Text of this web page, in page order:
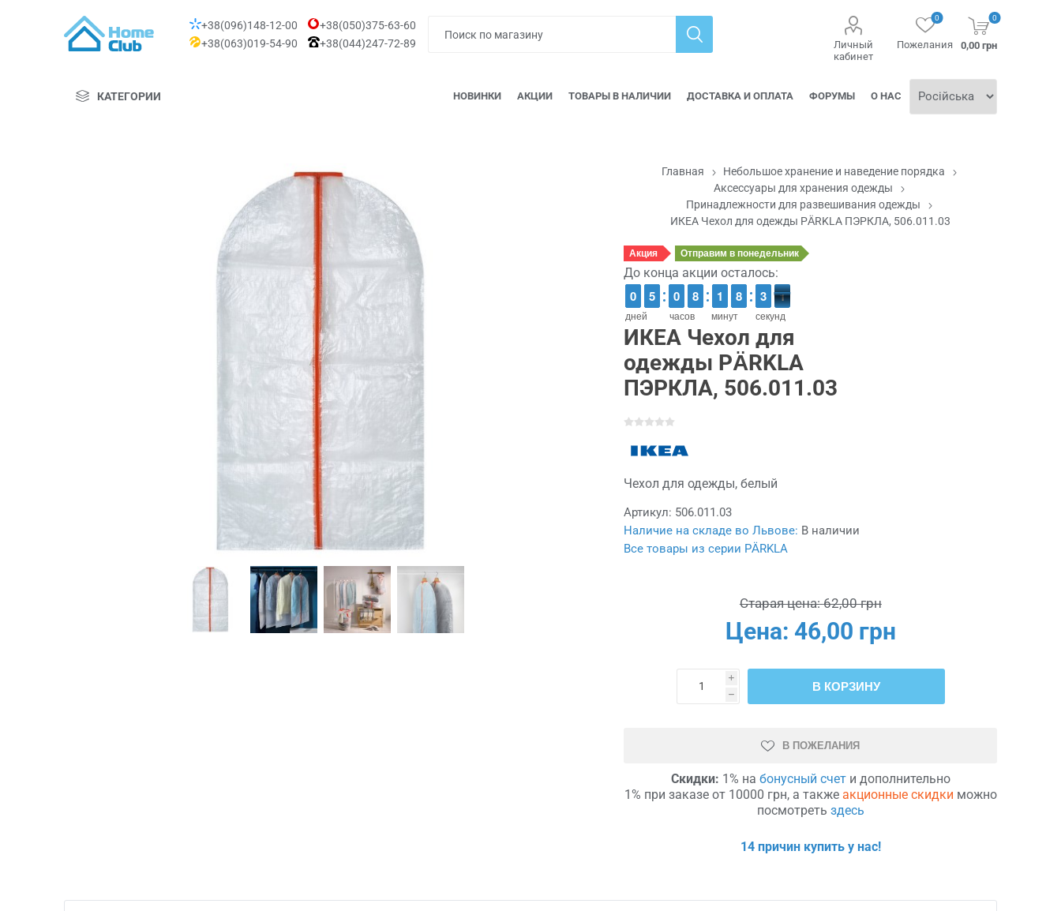
+38(096)148-12-00
+38(050)375-63-60
+38(063)019-54-90
+38(044)247-72-89
Личный
кабинет
Пожелания
0 0
0,00 грн
КАТЕГОРИИ НОВИНКИ АКЦИИ ТОВАРЫ В НАЛИЧИИ ДОСТАВКА И ОПЛАТА ФОРУМЫ О НАС
Главная
Небольшое хранение и наведение порядка
Аксессуары для хранения одежды
Принадлежности для развешивания одежды
ИКЕА Чехол для одежды PÄRKLA ПЭРКЛА, 506.011.03
Акция Отправимв понедельник
До конца акции осталось:
дней
9
9
0
0 4
4
5
5
часов
9
9
0
0 7
7
8
8
минут
1
1
1
1 7
7
8
8
секунд
3
2 0
9
ИКЕА Чехол для
одежды PÄRKLA
ПЭРКЛА, 506.011.03
Чехол для одежды, белый
Артикул: 506.011.03
Наличие на складе во Львове: В наличии
Все товары из серии PÄRKLA
Старая цена: 62,00 грн
Цена: 46,00 грн
i
h
В КОРЗИНУ
В ПОЖЕЛАНИЯ
Скидки: 1% на бонусный счети дополнительно
1% при заказе от 10000 грн, а также акционные скидки можно
посмотреть здесь
14 причин купить у нас!